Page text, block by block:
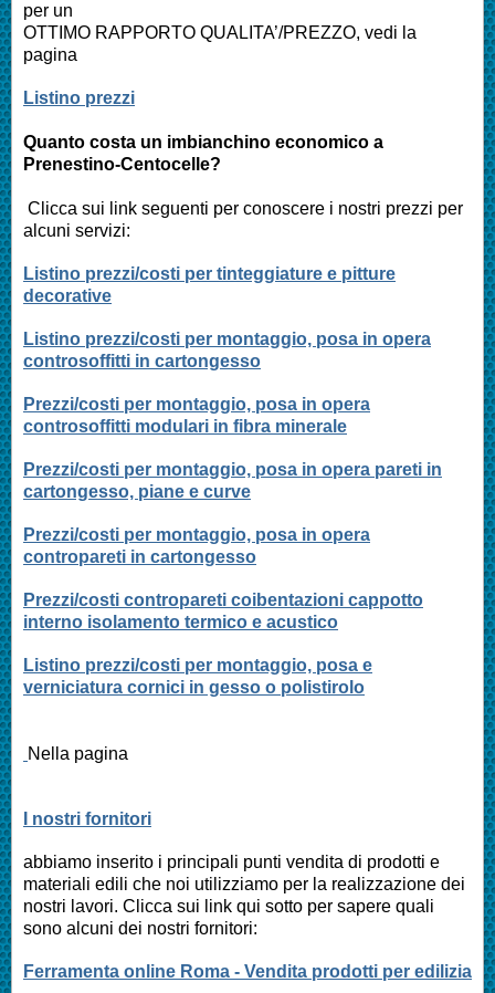
per un
OTTIMO RAPPORTO QUALITA’/PREZZO, vedi la
pagina
Listino prezzi
Quanto costa un imbianchino economico a
Prenestino-Centocelle?
Clicca sui link seguenti per conoscere i nostri prezzi per
alcuni servizi:
Listino prezzi/costi per tinteggiature e pitture
decorative
Listino prezzi/costi per montaggio, posa in opera
controsoffitti in cartongesso
Prezzi/costi per montaggio, posa in opera
controsoffitti modulari in fibra minerale
Prezzi/costi per montaggio, posa in opera pareti in
cartongesso, piane e curve
Prezzi/costi per montaggio, posa in opera
contropareti in cartongesso
Prezzi/costi contropareti coibentazioni cappotto
interno isolamento termico e acustico
Listino prezzi/costi per montaggio, posa e
verniciatura cornici in gesso o polistirolo
Nella pagina
I nostri fornitori
abbiamo inserito i principali punti vendita di prodotti e
materiali edili che noi utilizziamo per la realizzazione dei
nostri lavori. Clicca sui link qui sotto per sapere quali
sono alcuni dei nostri fornitori:
Ferramenta online Roma - Vendita prodotti per edilizia